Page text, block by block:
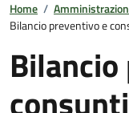
Home /
Bilancio preventivo e